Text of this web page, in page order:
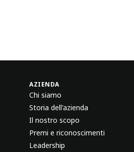
AZIENDA
Chi siamo
Storia dell'azienda
Il nostro scopo
Premi e riconoscimenti
Leadership